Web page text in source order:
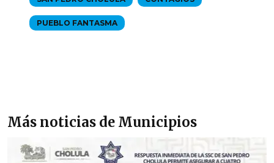
PUEBLO FANTASMA
Más noticias de Municipios